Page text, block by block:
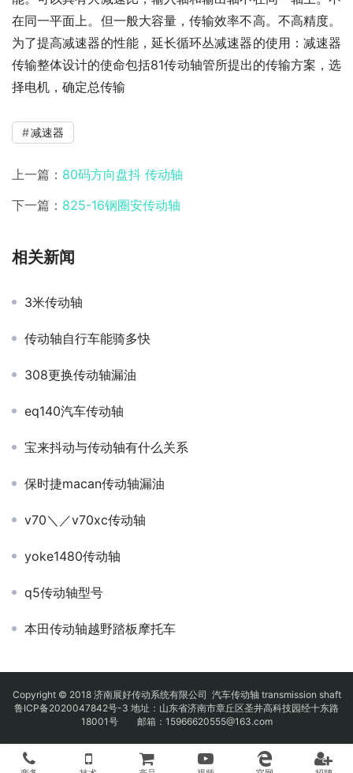
在同一平面上。但一般大容量，传输效率不高。不高精度。
为了提高减速器的性能，延长循环丛减速器的使用：减速器
传输整体设计的使命包括81传动轴管所提出的传输方案，选
择电机，确定总传输
减速器
上一篇： 80码方向盘抖 传动轴
下一篇： 825-16钢圈安传动轴
相关新闻
3米传动轴
传动轴自行车能骑多快
308更换传动轴漏油
eq140汽车传动轴
宝来抖动与传动轴有什么关系
保时捷macan传动轴漏油
v70＼／v70xc传动轴
yoke1480传动轴
q5传动轴型号
本田传动轴越野踏板摩托车
Copyright © 2018 济南展好传动系统有限公司 汽车传动轴 transmission shaft
鲁ICP备2020047842号-3 地址：山东省济南市章丘区圣井高科技园经十东路
18001号 邮箱：15966620555@163.com